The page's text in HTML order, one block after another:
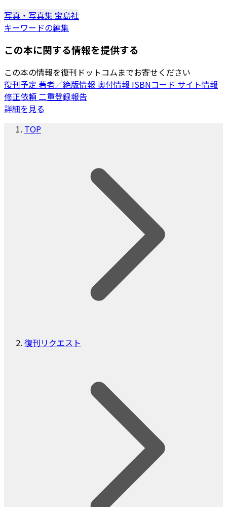
写真・写真集 宝島社
キーワードの編集
この本に関する情報を提供する
この本の情報を復刊ドットコムまでお寄せください
復刊予定 著者／絶版情報 奥付情報 ISBNコード サイト情報
修正依頼二重登録報告
詳細を見る
TOP
復刊リクエスト